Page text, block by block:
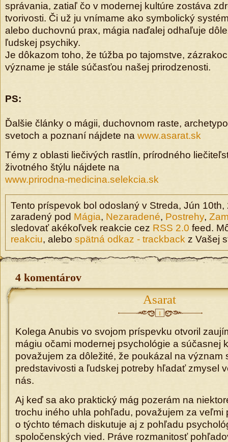
správania, zatiaľ čo v modernej kultúre zostáva
tvorivosti. Či už ju vnímame ako symbolický
alebo duchovnú prax, mágia naďalej odhaľuje
ľudskej psychiky.
Je dôkazom toho, že túžba po tajomstve,
význame je stále súčasťou našej prirodzenosti.
PS:
Ďalšie články o mágii, duchovnom raste,
svetoch a poznaní nájdete na www.asarat.sk
Témy z oblasti liečivých rastlín, prírodného
životného štýlu nájdete na
www.prirodna-medicina.selekcia.sk
Tento príspevok bol odoslaný v Streda, Jún 10th,
zaradený pod Mágia, Nezaradené, Postrehy,
sledovať akékoľvek reakcie cez RSS 2.0 feed.
reakciu, alebo spätná odkaz - trackback z Vašej
4 komentárov
Asarat
1
Kolega Anubis vo svojom príspevku otvoril
mágiu očami modernej psychológie a súčasnej
považujem za dôležité, že poukázal na význam
predstavivosti a ľudskej potreby hľadať zmysel
nás.
Aj keď sa ako praktický mág pozerám na
trochu iného uhla pohľadu, považujem za veľmi
o týchto témach diskutuje aj z pohľadu
spoločenských vied. Práve rozmanitosť